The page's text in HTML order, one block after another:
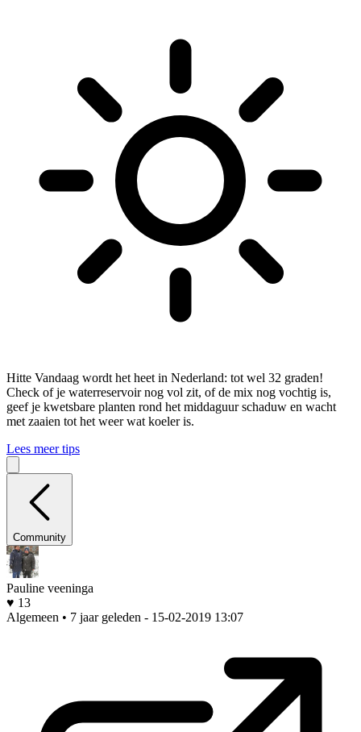
Hitte Vandaag wordt het heet in Nederland: tot wel 32 graden!
Check of je waterreservoir nog vol zit, of de mix nog vochtig is,
geef je kwetsbare planten rond het middaguur schaduw en wacht
met zaaien tot het weer wat koeler is.
Lees meer tips
Community
Pauline veeninga
♥ 13
Algemeen • 7 jaar geleden - 15-02-2019 13:07